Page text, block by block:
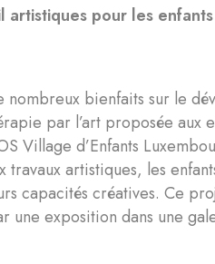
artistiques pour les
nombreux bienfaits sur le
par l’art proposée aux
Village d’Enfants
travaux artistiques, les
capacités créatives. Ce
une exposition dans une